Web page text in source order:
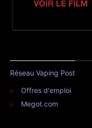
Réseau Vaping Post
Offres d'emploi
Megot.com